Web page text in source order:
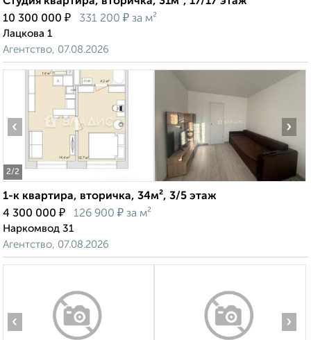
10 300 000 ₽ 331 200 ₽ за м²
Лацкова 1
Агентство, 07.08.2026
2/2
‹ ›
1-к квартира, вторичка, 34м², 3/5 этаж
4 300 000 ₽ 126 900 ₽ за м²
Наркомвод 31
Агентство, 07.08.2026
‹ ›